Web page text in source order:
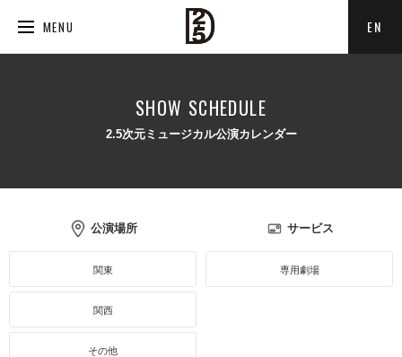
MENU EN
SHOW SCHEDULE
2.5次元ミュージカル公演カレンダー
公演場所
関東
関西
その他
サービス
専用劇場